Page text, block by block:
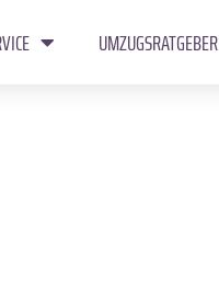
UMZUGSRATGEBER